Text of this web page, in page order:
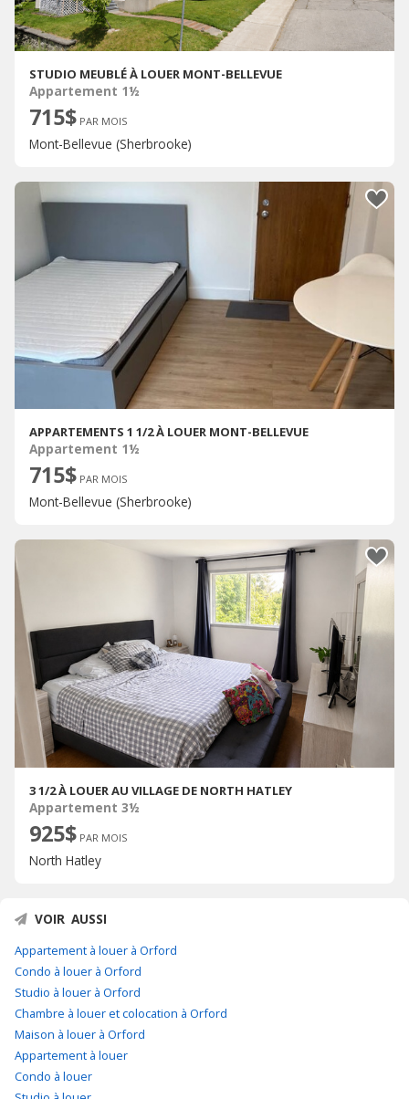
STUDIO MEUBLÉ À LOUER MONT-BELLEVUE
Appartement 1½
715$ PAR MOIS
Mont-Bellevue (Sherbrooke)
APPARTEMENTS 1 1/2 À LOUER MONT-BELLEVUE
Appartement 1½
715$ PAR MOIS
Mont-Bellevue (Sherbrooke)
3 1/2 À LOUER AU VILLAGE DE NORTH HATLEY
Appartement 3½
925$ PAR MOIS
North Hatley
VOIR AUSSI
Appartement à louer à Orford
Condo à louer à Orford
Studio à louer à Orford
Chambre à louer et colocation à Orford
Maison à louer à Orford
Appartement à louer
Condo à louer